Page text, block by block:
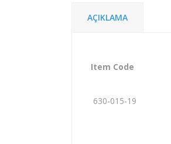
AÇIKLAMA
Item Code
630-015-19